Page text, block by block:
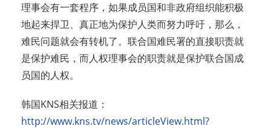
理事会有一套程序，如果成员国和非政府组织能积极
地起来捍卫、真正地为保护人类而努力呼吁，那么，
难民问题就会有转机了。联合国难民署的直接职责就
是保护难民，而人权理事会的职责就是保护联合国成
员国的人权。
韩国KNS相关报道：
http://www.kns.tv/news/articleView.html?